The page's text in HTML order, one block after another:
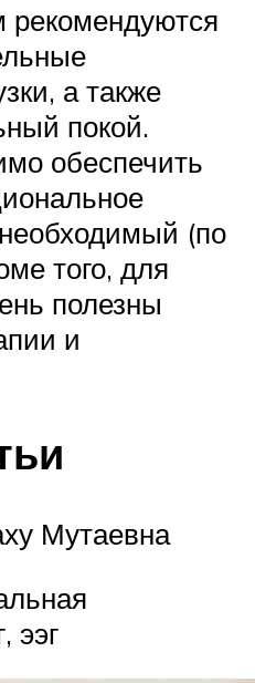
рекомендуются
а также
покой.
обеспечить
(по
того, для
полезны
и
Мутаевна
ээг